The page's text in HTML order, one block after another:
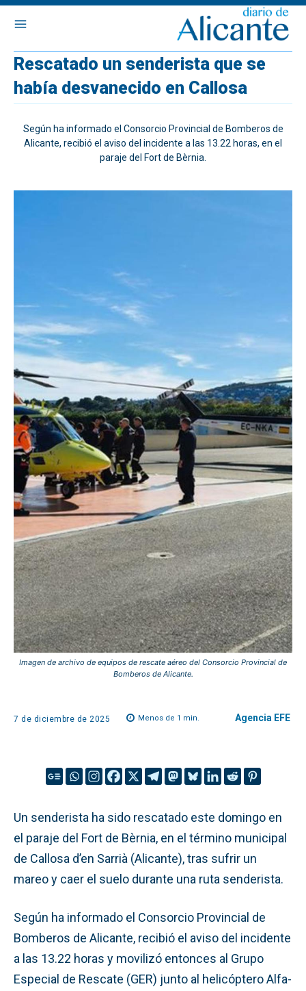
Rescatado un senderista que se
había desvanecido en Callosa
Según ha informado el Consorcio Provincial de Bomberos de
Alicante, recibió el aviso del incidente a las 13.22 horas, en el
paraje del Fort de Bèrnia.
Imagen de archivo de equipos de rescate aéreo del Consorcio Provincial de
Bomberos de Alicante.
7 de diciembre de 2025 Menos de 1 min. Agencia EFE
Un senderista ha sido rescatado este domingo en
el paraje del Fort de Bèrnia, en el término municipal
de Callosa d’en Sarrià (Alicante), tras sufrir un
mareo y caer el suelo durante una ruta senderista.
Según ha informado el Consorcio Provincial de
Bomberos de Alicante, recibió el aviso del incidente
a las 13.22 horas y movilizó entonces al Grupo
Especial de Rescate (GER) junto al helicóptero Alfa-